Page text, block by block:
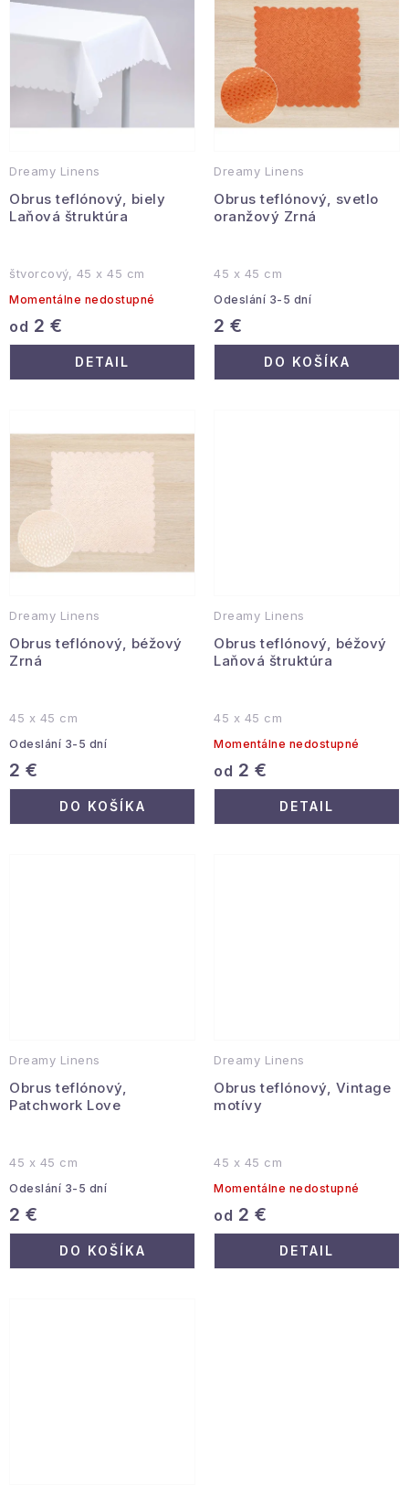
Hobby a záhrada
Zdravie a krása
Pre deti
Darčekové poukazy
Sezónne kategórie
Reklamácia a vrátenie
Info o nákupe
Rady a tipy
o
u
t
v
p
o
u
t
o
Dreamy Linens
Obrus teflónový, biely
Laňová štruktúra
štvorcový, 45 x 45 cm
Momentálne nedostupné
od 2 €
DETAIL
Dreamy Linens
Obrus teflónový, svetlo
oranžový Zrná
45 x 45 cm
Odeslání 3-5 dní
2 €
DO KOŠÍKA
Dreamy Linens
Obrus teflónový, béžový
Zrná
45 x 45 cm
Odeslání 3-5 dní
2 €
DO KOŠÍKA
Dreamy Linens
Obrus teflónový, béžový
Laňová štruktúra
45 x 45 cm
Momentálne nedostupné
od 2 €
DETAIL
Dreamy Linens
Obrus teflónový,
Patchwork Love
45 x 45 cm
Odeslání 3-5 dní
2 €
DO KOŠÍKA
Dreamy Linens
Obrus teflónový, Vintage
motívy
45 x 45 cm
Momentálne nedostupné
od 2 €
DETAIL